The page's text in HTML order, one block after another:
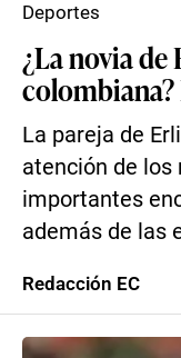
¿La novia de
colombiana?
La pareja de
atención de los
importantes
además de las
Deportes
Redacción EC